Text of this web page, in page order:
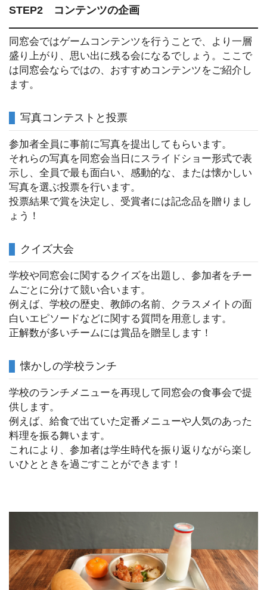
STEP2 コンテンツの企画
同窓会ではゲームコンテンツを行うことで、より一層
盛り上がり、思い出に残る会になるでしょう。ここで
は同窓会ならではの、おすすめコンテンツをご紹介し
ます。
写真コンテストと投票
参加者全員に事前に写真を提出してもらいます。
それらの写真を同窓会当日にスライドショー形式で表
示し、全員で最も面白い、感動的な、または懐かしい
写真を選ぶ投票を行います。
投票結果で賞を決定し、受賞者には記念品を贈りまし
ょう！
クイズ大会
学校や同窓会に関するクイズを出題し、参加者をチー
ムごとに分けて競い合います。
例えば、学校の歴史、教師の名前、クラスメイトの面
白いエピソードなどに関する質問を用意します。
正解数が多いチームには賞品を贈呈します！
懐かしの学校ランチ
学校のランチメニューを再現して同窓会の食事会で提
供します。
例えば、給食で出ていた定番メニューや人気のあった
料理を振る舞います。
これにより、参加者は学生時代を振り返りながら楽し
いひとときを過ごすことができます！